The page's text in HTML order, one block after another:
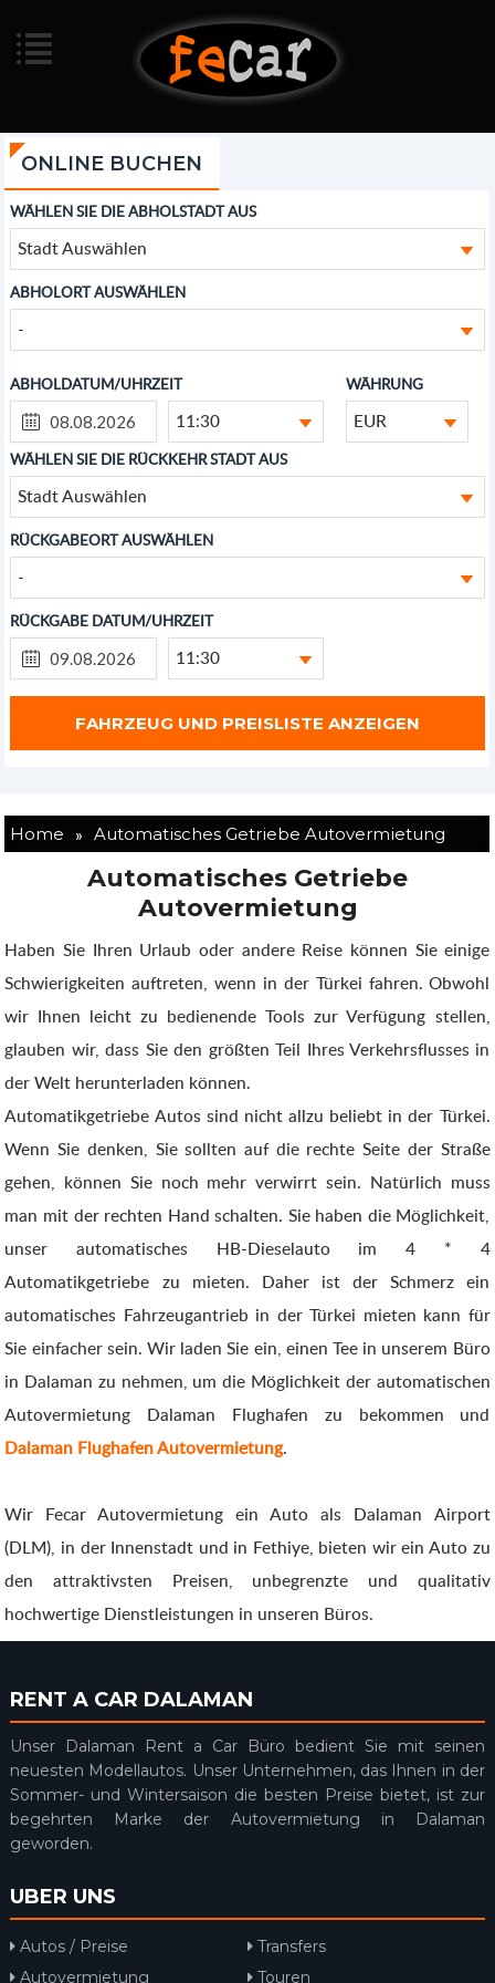
ONLINE BUCHEN
WÄHLEN SIE DIE ABHOLSTADT AUS
Stadt Auswählen
ABHOLORT AUSWÄHLEN
-
ABHOLDATUM/UHRZEIT
11:30
WÄHRUNG
EUR
WÄHLEN SIE DIE RÜCKKEHR STADT AUS
Stadt Auswählen
RÜCKGABEORT AUSWÄHLEN
-
RÜCKGABE DATUM/UHRZEIT
11:30
Home » Automatisches Getriebe Autovermietung
Automatisches Getriebe
Autovermietung
Haben Sie Ihren Urlaub oder andere Reise können Sie einige
Schwierigkeiten auftreten, wenn in der Türkei fahren. Obwohl
wir Ihnen leicht zu bedienende Tools zur Verfügung stellen,
glauben wir, dass Sie den größten Teil Ihres Verkehrsflusses in
der Welt herunterladen können.
Automatikgetriebe Autos sind nicht allzu beliebt in der Türkei.
Wenn Sie denken, Sie sollten auf die rechte Seite der Straße
gehen, können Sie noch mehr verwirrt sein. Natürlich muss
man mit der rechten Hand schalten. Sie haben die Möglichkeit,
unser automatisches HB-Dieselauto im 4 * 4
Automatikgetriebe zu mieten. Daher ist der Schmerz ein
automatisches Fahrzeugantrieb in der Türkei mieten kann für
Sie einfacher sein. Wir laden Sie ein, einen Tee in unserem Büro
in Dalaman zu nehmen, um die Möglichkeit der automatischen
Autovermietung Dalaman Flughafen zu bekommen und
Dalaman Flughafen Autovermietung.
Wir Fecar Autovermietung ein Auto als Dalaman Airport
(DLM), in der Innenstadt und in Fethiye, bieten wir ein Auto zu
den attraktivsten Preisen, unbegrenzte und qualitativ
hochwertige Dienstleistungen in unseren Büros.
RENT A CAR DALAMAN
Unser Dalaman Rent a Car Büro bedient Sie mit seinen
neuesten Modellautos. Unser Unternehmen, das Ihnen in der
Sommer- und Wintersaison die besten Preise bietet, ist zur
begehrten Marke der Autovermietung in Dalaman
geworden.
UBER UNS
Autos / Preise
Transfers
Autovermietung
Touren